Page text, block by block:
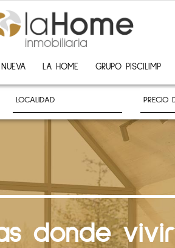
LA HOME GRUPO PISCILIMP
donde